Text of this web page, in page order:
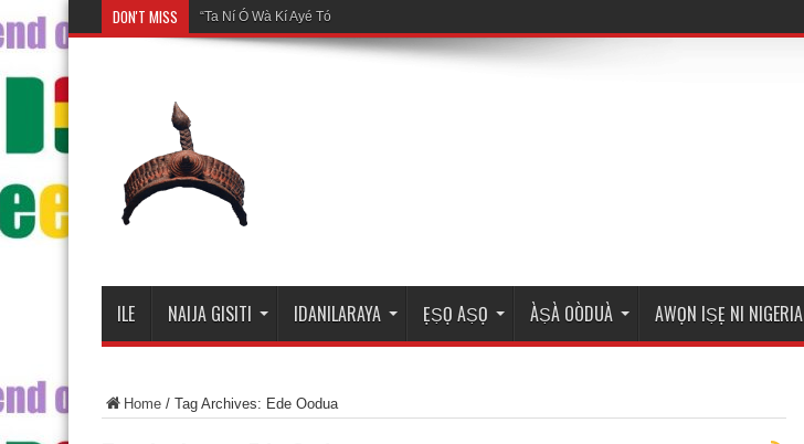
DON'T MISS “Ta Ní Ó Wà Kí Ayé Tó Wà? Ìtàn Àkọ́kọ́ Ìṣẹ̀dá Gẹ́gẹ́ Bí Ifá Ṣe Sọ Ó.”
ILE NAIJA GISITI IDANILARAYA ẸṢỌ AṢỌ ÀṢÀ OÒDUÀ AWỌN IṢẸ NI NIGERIA
Home / Tag Archives: Ede Oodua